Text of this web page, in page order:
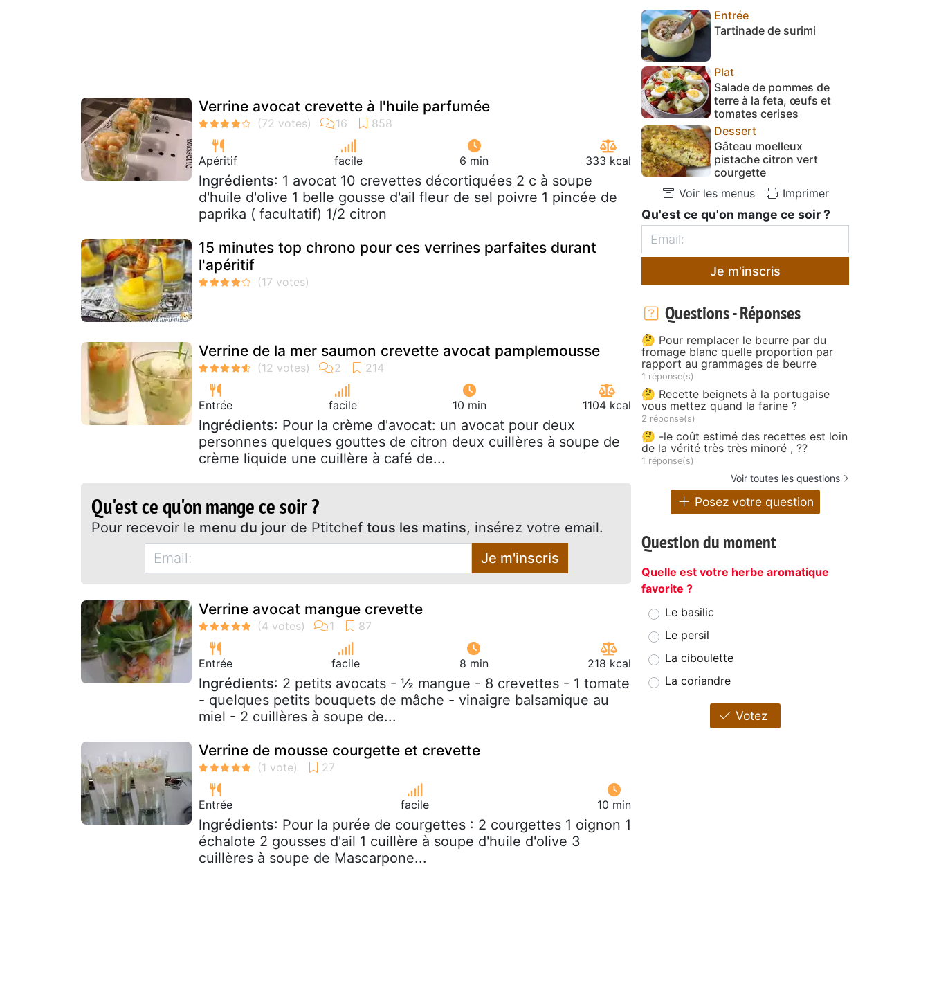
Verrine avocat crevette à l'huile parfumée
Apéritif facile 6 min 333 kcal
Ingrédients: 1 avocat 10 crevettes décortiquées 2 c à soupe
d'huile d'olive 1 belle gousse d'ail fleur de sel poivre 1 pincée de
paprika ( facultatif) 1/2 citron
15 minutes top chrono pour ces verrines parfaites durant
l'apéritif
Verrine de la mer saumon crevette avocat pamplemousse
Entrée facile 10 min 1104 kcal
Ingrédients: Pour la crème d'avocat: un avocat pour deux
personnes quelques gouttes de citron deux cuillères à soupe de
crème liquide une cuillère à café de...
Qu'est ce qu'on mange ce soir ?
Pour recevoir le menu du jour de Ptitchef tous les matins, insérez votre email.
Je m'inscris
Verrine avocat mangue crevette
Entrée facile 8 min 218 kcal
Ingrédients: 2 petits avocats - ½ mangue - 8 crevettes - 1 tomate
- quelques petits bouquets de mâche - vinaigre balsamique au
miel - 2 cuillères à soupe de...
Verrine de mousse courgette et crevette
Entrée facile 10 min
Ingrédients: Pour la purée de courgettes : 2 courgettes 1 oignon 1
échalote 2 gousses d'ail 1 cuillère à soupe d'huile d'olive 3
cuillères à soupe de Mascarpone...
Entrée
Tartinade de surimi
Plat
Salade de pommes de
terre à la feta, œufs et
tomates cerises
Dessert
Gâteau moelleux
pistache citron vert
courgette
Voir les menus
Imprimer
Qu'est ce qu'on mange ce soir ?
Je m'inscris
Questions - Réponses
🤔 Pour remplacer le beurre par du
fromage blanc quelle proportion par
rapport au grammages de beurre
1 réponse(s)
🤔 Recette beignets à la portugaise
vous mettez quand la farine ?
2 réponse(s)
🤔 -le coût estimé des recettes est loin
de la vérité très très minoré , ??
1 réponse(s)
Voir toutes les questions
Posez votre question
Question du moment
Quelle est votre herbe aromatique
favorite ?
Le basilic
Le persil
La ciboulette
La coriandre
Votez